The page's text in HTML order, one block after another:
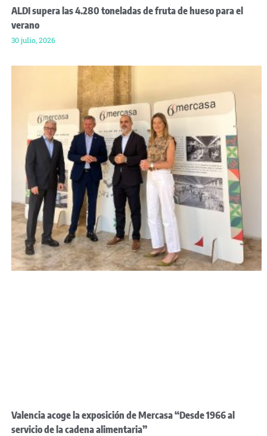
ALDI supera las 4.280 toneladas de fruta de hueso para el
verano
30 julio, 2026
Valencia acoge la exposición de Mercasa “Desde 1966 al
servicio de la cadena alimentaria”